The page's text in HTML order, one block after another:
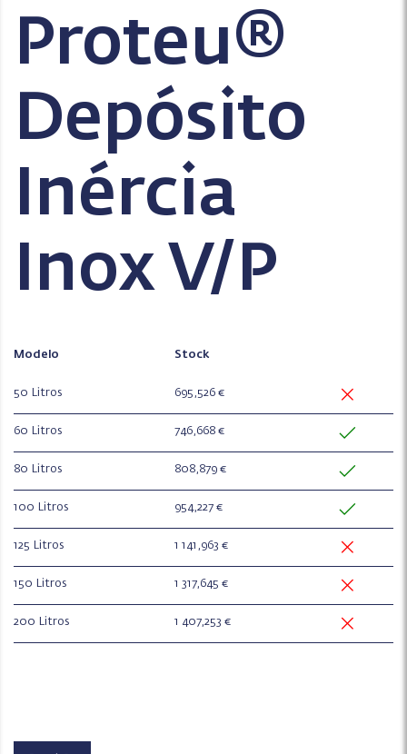
Proteu®
Depósito
Inércia
Inox V/P
Modelo Stock
50 Litros 695,526 €
60 Litros 746,668 €
80 Litros 808,879 €
100 Litros 954,227 €
125 Litros 1 141,963 €
150 Litros 1 317,645 €
200 Litros 1 407,253 €